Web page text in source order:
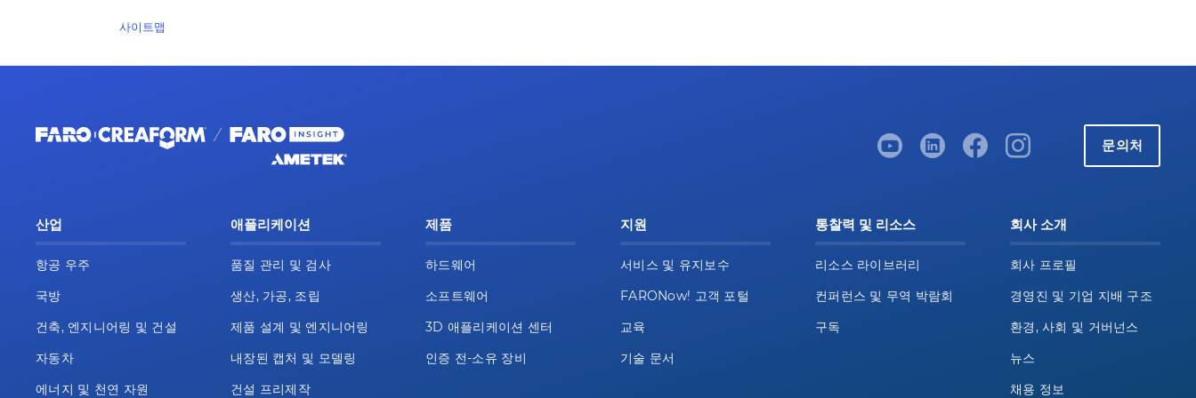
사이트맵
문의처
산업
항공 우주
국방
건축, 엔지니어링 및 건설
자동차
에너지 및 천연 자원
애플리케이션
품질 관리 및 검사
생산, 가공, 조립
제품 설계 및 엔지니어링
내장된 캡처 및 모델링
건설 프리제작
제품
하드웨어
소프트웨어
3D 애플리케이션 센터
인증 전-소유 장비
지원
서비스 및 유지보수
FARONow! 고객 포털
교육
기술 문서
통찰력 및 리소스
리소스 라이브러리
컨퍼런스 및 무역 박람회
구독
회사 소개
회사 프로필
경영진 및 기업 지배 구조
환경, 사회 및 거버넌스
뉴스
채용 정보